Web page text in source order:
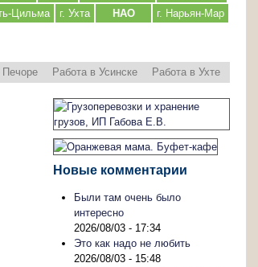
Цильма г. Ухта НАО г. Нарьян-Мар
Печоре Работа в Усинске Работа в Ухте
Новые комментарии
Были там очень было
интересно
2026/08/03 - 17:34
Это как надо не любить
2026/08/03 - 15:48